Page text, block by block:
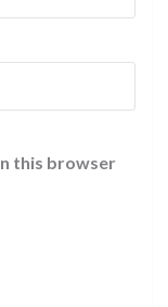
this browser